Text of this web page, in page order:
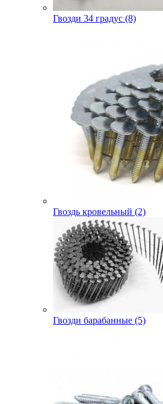
Гвозди 34 градус (8)
Гвоздь кровельный (2)
Гвозди барабанные (5)